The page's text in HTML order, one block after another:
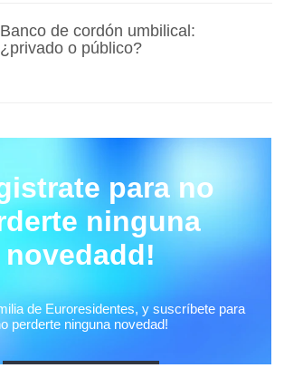
Banco de cordón umbilical:
¿privado o público?